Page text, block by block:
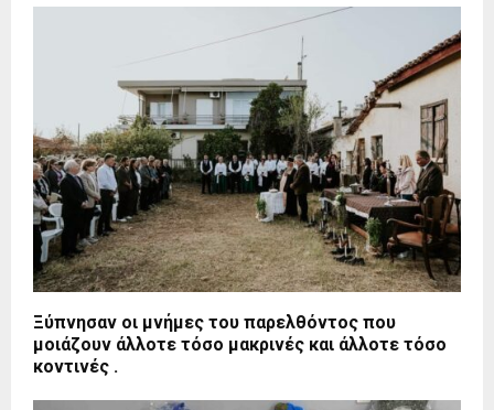
Ξύπνησαν οι μνήμες του παρελθόντος που
μοιάζουν άλλοτε τόσο μακρινές και άλλοτε τόσο
κοντινές .